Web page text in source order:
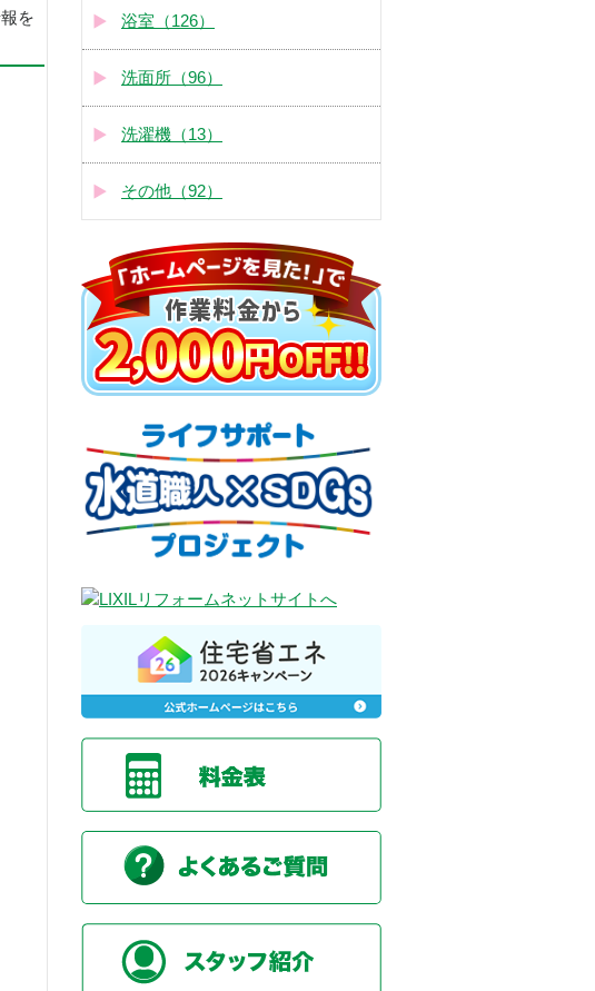
を
浴室（126）
洗面所（96）
洗濯機（13）
その他（92）